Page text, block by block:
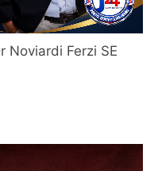
Noviardi Ferzi SE